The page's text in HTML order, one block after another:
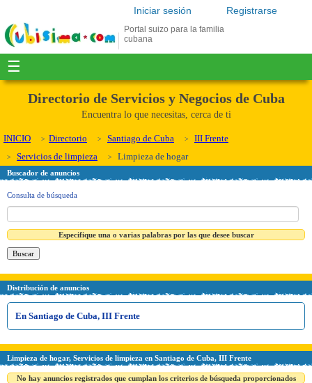
Registrarse
Iniciar sesión
Portal suizo para la familia
cubana
☰
Directorio de Servicios y Negocios de Cuba
Encuentra lo que necesitas, cerca de ti
INICIO Directorio Santiago de Cuba
III Frente
Servicios de limpieza
Limpieza de hogar
Buscador de anuncios
Consulta de búsqueda
Especifique una o varias palabras por las que desee buscar
Distribución de anuncios
En Santiago de Cuba, III Frente
Limpieza de hogar, Servicios de limpieza en Santiago de Cuba, III Frente
No hay anuncios registrados que cumplan los criterios de búsqueda proporcionados